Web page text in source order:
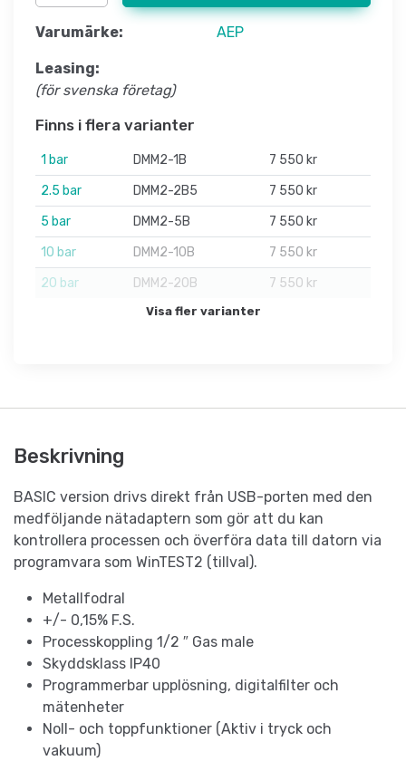
Varumärke: AEP
Leasing:
(för svenska företag)
Finns i flera varianter
1 bar DMM2-1B
7 550 kr
2.5 bar
DMM2-2B5
7 550 kr
5 bar
DMM2-5B
7 550 kr
10 bar
DMM2-10B
7 550 kr
20 bar
DMM2-20B 7 550 kr
Visa fler varianter
Beskrivning
BASIC version drivs direkt från USB-porten med den
medföljande nätadaptern som gör att du kan
kontrollera processen och överföra data till datorn via
programvara som WinTEST2 (tillval).
Metallfodral
+/- 0,15% F.S.
Processkoppling 1/2 ″ Gas male
Skyddsklass IP40
Programmerbar upplösning, digitalfilter och
mätenheter
Noll- och toppfunktioner (Aktiv i tryck och
vakuum)